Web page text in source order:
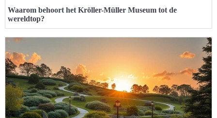
Waarom behoort het Kröller-Müller Museum tot de
wereldtop?